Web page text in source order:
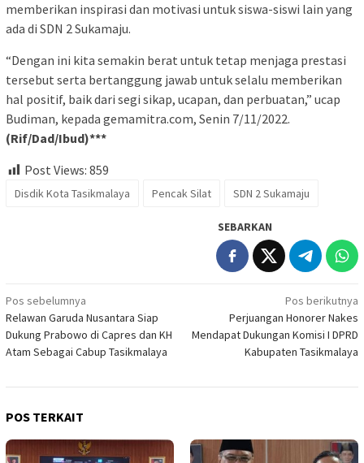
memberikan inspirasi dan motivasi untuk siswa-siswi lain yang
ada di SDN 2 Sukamaju.
“Dengan ini kita semakin berat untuk tetap menjaga prestasi
tersebut serta bertanggung jawab untuk selalu memberikan
hal positif, baik dari segi sikap, ucapan, dan perbuatan,” ucap
Budiman, kepada gemamitra.com, Senin 7/11/2022.
(Rif/Dad/Ibud)***
Post Views: 859
Disdik Kota Tasikmalaya Pencak Silat SDN 2 Sukamaju
SEBARKAN
Navigasi
pos
Pos sebelumnya
Relawan Garuda Nusantara Siap
Dukung Prabowo di Capres dan KH
Atam Sebagai Cabup Tasikmalaya
Pos berikutnya
Perjuangan Honorer Nakes
Mendapat Dukungan Komisi I DPRD
Kabupaten Tasikmalaya
POS TERKAIT